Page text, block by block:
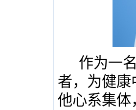
作为一
者，为健
他心系集体